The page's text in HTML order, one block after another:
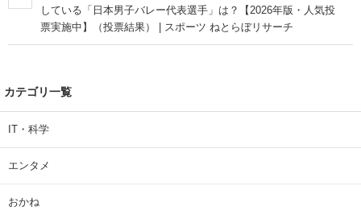
している「日本男子バレー代表選手」は？【2026年版・人気投
票実施中】（投票結果） | スポーツ ねとらぼリサーチ
カテゴリ一覧
IT・科学
エンタメ
おかね